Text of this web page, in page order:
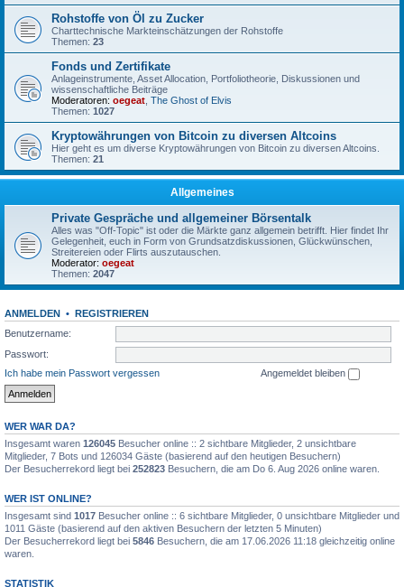
Rohstoffe von Öl zu Zucker
Charttechnische Markteinschätzungen der Rohstoffe
Themen: 23
Fonds und Zertifikate
Anlageinstrumente, Asset Allocation, Portfoliotheorie, Diskussionen und
wissenschaftliche Beiträge
Moderatoren: oegeat The Ghost of Elvis
Themen: 1027
Kryptowährungen von Bitcoin zu diversen Altcoins
Hier geht es um diverse Kryptowährungen von Bitcoin zu diversen Altcoins.
Themen: 21
Allgemeines
Private Gespräche und allgemeiner Börsentalk
Alles was "Off-Topic" ist oder die Märkte ganz allgemein betrifft. Hier findet Ihr
Gelegenheit, euch in Form von Grundsatzdiskussionen, Glückwünschen,
Streitereien oder Flirts auszutauschen.
Moderator: oegeat
Themen: 2047
ANMELDEN • REGISTRIEREN
Benutzername:
Passwort:
Ich habe mein Passwort vergessen
Angemeldet bleiben
WER WAR DA?
Insgesamt waren 126045 Besucher online :: 2 sichtbare Mitglieder, 2 unsichtbare
Mitglieder, 7 Bots und 126034 Gäste (basierend auf den heutigen Besuchern)
Der Besucherrekord liegt bei 252823 Besuchern, die am Do 6. Aug 2026 online waren.
WER IST ONLINE?
Insgesamt sind 1017 Besucher online :: 6 sichtbare Mitglieder, 0 unsichtbare Mitglieder und
1011 Gäste (basierend auf den aktiven Besuchern der letzten 5 Minuten)
Der Besucherrekord liegt bei 5846 Besuchern, die am 17.06.2026 11:18 gleichzeitig online
waren.
STATISTIK